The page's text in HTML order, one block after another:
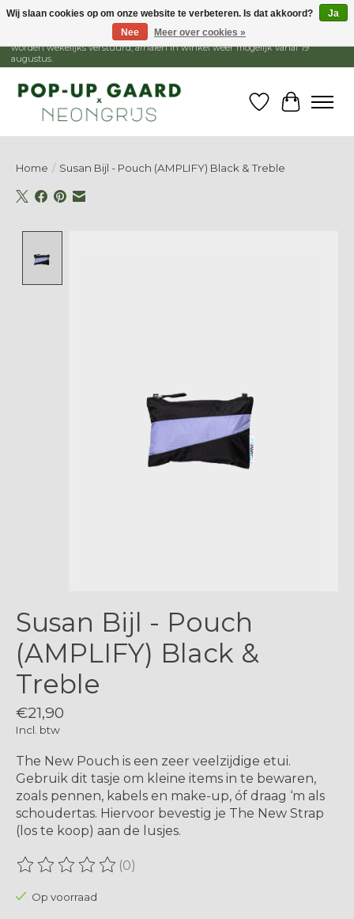
1 - 15 augustus is de winkel gesloten, webshop blijft open. Bestellingen
worden wekelijks verstuurd, afhalen in winkel weer mogelijk vanaf 19
augustus.
Verlanglijst
Home / Susan Bijl - Pouch (AMPLIFY) Black & Treble
Susan Bijl - Pouch
(AMPLIFY) Black &
Treble
€21,90
Incl. btw
The New Pouch is een zeer veelzijdige etui.
Gebruik dit tasje om kleine items in te bewaren,
zoals pennen, kabels en make-up, óf draag ‘m als
schoudertas. Hiervoor bevestig je The New Strap
(los te koop) aan de lusjes.
De beoordeling van dit product is
(0)
Op voorraad
Wij slaan cookies op om onze website te verbeteren. Is dat akkoord?
Ja
Nee
Meer over cookies »